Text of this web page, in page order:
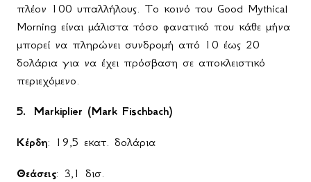
πλέον 100 υπαλλήλους. Το κοινό του Good Mythical
Morning είναι μάλιστα τόσο φανατικό που κάθε μήνα
μπορεί να πληρώνει συνδρομή από 10 έως 20
δολάρια για να έχει πρόσβαση σε αποκλειστικό
περιεχόμενο.
5. Markiplier (Mark Fischbach)
Κέρδη: 19,5 εκατ. δολάρια
Θεάσεις: 3,1 δισ.